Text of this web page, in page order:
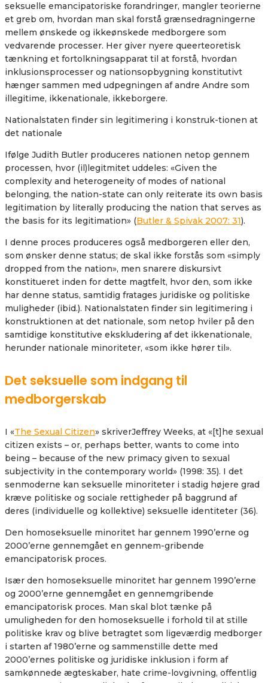
seksuelle emancipatoriske forandringer, mangler teorierne
et greb om, hvordan man skal forstå grænsedragningerne
mellem ønskede og ikkeønskede medborgere som
vedvarende processer. Her giver nyere queerteoretisk
tænkning et fortolkningsapparat til at forstå, hvordan
inklusionsprocesser og nationsopbygning konstitutivt
hænger sammen med udpegningen af andre Andre som
illegitime, ikkenationale, ikkeborgere.
Nationalstaten finder sin legitimering i konstruk-tionen at
det nationale
Ifølge Judith Butler produceres nationen netop gennem
processen, hvor (il)legitmitet uddeles: «Given the
complexity and heterogeneity of modes of national
belonging, the nation-state can only reiterate its own basis
legitimation by literally producing the nation that serves as
the basis for its legitimation» (Butler & Spivak 2007: 31).
I denne proces produceres også medborgeren eller den,
som ønsker denne status; de skal ikke forstås som «simply
dropped from the nation», men snarere diskursivt
konstitueret inden for dette magtfelt, hvor den, som ikke
har denne status, samtidig fratages juridiske og politiske
muligheder (ibid.). Nationalstaten finder sin legitimering i
konstruktionen at det nationale, som netop hviler på den
samtidige konstitutive ekskludering af det ikkenationale,
herunder nationale minoriteter, «som ikke hører til».
Det seksuelle som indgang til
medborgerskab
I «The Sexual Citizen» skriverJeffrey Weeks, at «[t]he sexual
citizen exists – or, perhaps better, wants to come into
being – because of the new primacy given to sexual
subjectivity in the contemporary world» (1998: 35). I det
senmoderne kan seksuelle minoriteter i stadig højere grad
kræve politiske og sociale rettigheder på baggrund af
deres (individuelle og kollektive) seksuelle identiteter (36).
Den homoseksuelle minoritet har gennem 1990’erne og
2000’erne gennemgået en gennem-gribende
emancipatorisk proces.
Især den homoseksuelle minoritet har gennem 1990’erne
og 2000’erne gennemgået en gennemgribende
emancipatorisk proces. Man skal blot tænke på
umuligheden for den homoseksuelle i forhold til at stille
politiske krav og blive betragtet som ligeværdig medborger
i starten af 1980’erne og sammenstille dette med
2000’ernes politiske og juridiske inklusion i form af
samkønnede ægteskaber, hate crime-lovgivning, offentlig